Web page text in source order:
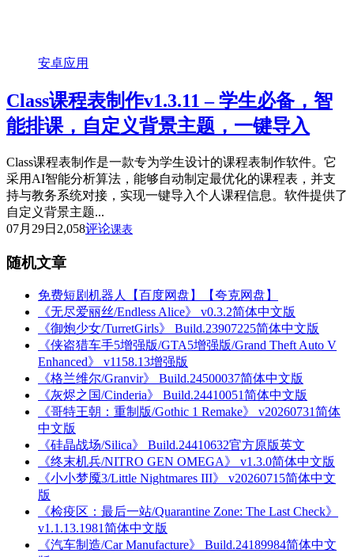
安卓应用
Class课程表制作v1.3.11 – 学生必备，智
能排课，自定义背景主题，一键导入
Class课程表制作是一款专为学生设计的课程表制作软件。它
采用AI智能分析算法，能够自动制定最优化的课程表，并支
持与教务系统对接，实现一键导入个人课程信息。软件提供了
自定义背景主题...
07月29日 2,058评论课表
随机文章
免费短剧机器人【百度网盘】【夸克网盘】
《无尽爱丽丝/Endless Alice》 v0.3.2简体中文版
《御炮少女/TurretGirls》 Build.23907225简体中文版
《侠盗猎车手5增强版/GTA5增强版/Grand Theft Auto V
Enhanced》 v1158.13增强版
《格兰维尔/Granvir》 Build.24500037简体中文版
《灰烬之国/Cinderia》 Build.24410051简体中文版
《哥特王朝：重制版/Gothic 1 Remake》 v20260731简体
中文版
《硅晶战场/Silica》 Build.24410632官方原版英文
《终末机兵/NITRO GEN OMEGA》 v1.3.0简体中文版
《小小梦魇3/Little Nightmares III》 v20260715简体中文
版
《检疫区：最后一站/Quarantine Zone: The Last Check》
v1.1.13.1981简体中文版
《汽车制造/Car Manufacture》 Build.24189984简体中文